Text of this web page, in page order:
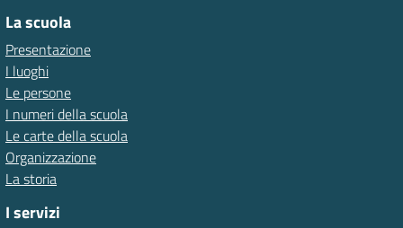
La scuola
Presentazione
I luoghi
Le persone
I numeri della scuola
Le carte della scuola
Organizzazione
La storia
I servizi